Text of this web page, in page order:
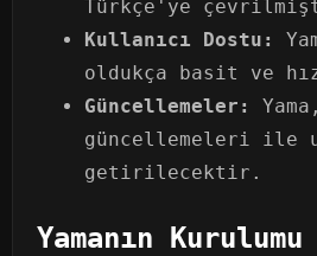
Türkçe'ye
Kullanıcı Dostu:
oldukça basit ve
Güncellemeler:
güncellemeleri ile
getirilecektir.
Yamanın Kurulumu